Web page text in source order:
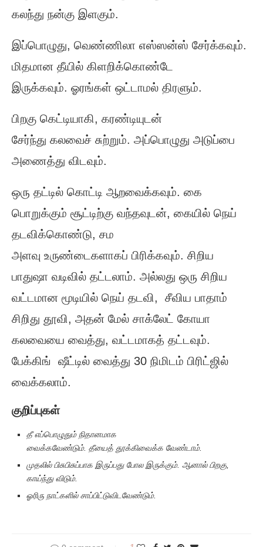
கலந்து நன்கு இளகும்.
இப்பொழுது, வெண்ணிலா எஸ்ஸன்ஸ் சேர்க்கவும்.
மிதமான தீயில் கிளறிக்கொண்டே
இருக்கவும். ஓரங்கள் ஒட்டாமல் திரளும்.
பிறகு கெட்டியாகி, கரண்டியுடன்
சேர்ந்து கலவைச் சுற்றும். அப்பொழுது அடுப்பை
அணைத்து விடவும்.
ஒரு தட்டில் கொட்டி ஆறவைக்கவும். கை
பொறுக்கும் சூட்டிற்கு வந்தவுடன், கையில் நெய்
தடவிக்கொண்டு, சம
அளவு உருண்டைகளாகப் பிரிக்கவும். சிறிய
பாதுஷா வடிவில் தட்டலாம். அல்லது ஒரு சிறிய
வட்டமான மூடியில் நெய் தடவி, சீவிய பாதாம்
சிறிது தூவி, அதன் மேல் சாக்லேட் கோயா
கலவையை வைத்து, வட்டமாகத் தட்டவும்.
பேக்கிங் ஷீட்டில் வைத்து 30 நிமிடம் பிரிட்ஜில்
வைக்கலாம்.
குறிப்புகள்
தீ எப்பொழுதும் நிதானமாக
வைக்கவேண்டும். தீயைத் தூக்கிவைக்க வேண்டாம்.
முதலில் பிசுபிசுப்பாக இருப்பது போல இருக்கும். ஆனால் பிறகு,
காய்ந்து விடும்.
ஓரிரு நாட்களில் சாப்பிட்டுவிடவேண்டும்.